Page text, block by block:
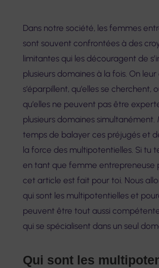
Dans notre société, les femmes
sont souvent confrontées à des
limitantes qui les découragent de
plusieurs domaines à la fois. On leur
s’éparpillent, qu’elles se cherchent,
qu’elles ne peuvent pas être
plusieurs domaines simultanément.
temps de balayer ces préjugés et
la force des multipotentielles. Si tu
en tant que femme entrepreneuse
cet article est fait pour toi. Nous
qui sont les multipotentielles et
peuvent être tout aussi
qui se spécialisent dans un seul
Qui sont les